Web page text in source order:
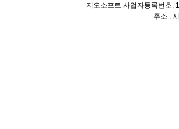
지오소프트 사업자등록번호:
주소 :